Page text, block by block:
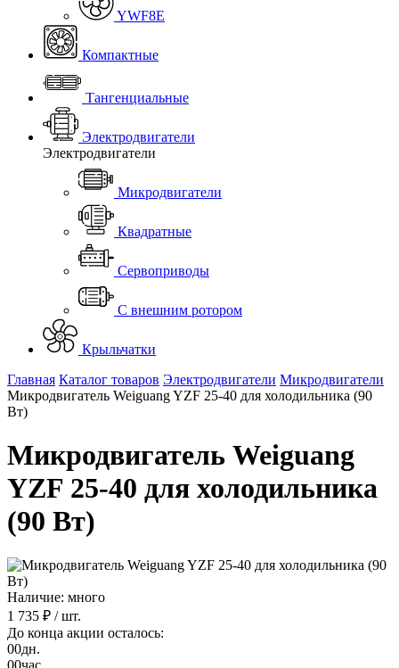
YWF8E
Компактные
Тангенциальные
Электродвигатели
Электродвигатели
Микродвигатели
Квадратные
Сервоприводы
С внешним ротором
Крыльчатки
Главная Каталог товаров Электродвигатели Микродвигатели
Микродвигатель Weiguang YZF 25-40 для холодильника (90
Вт)
Микродвигатель Weiguang
YZF 25-40 для холодильника
(90 Вт)
Наличие: много
1 735 ₽ / шт.
До конца акции осталось:
00дн.
00час.